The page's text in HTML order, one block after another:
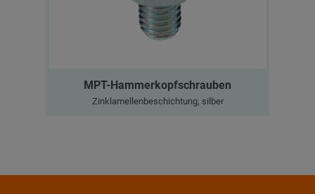
MPT-Hammerkopfschrauben
Zinklamellenbeschichtung, silber